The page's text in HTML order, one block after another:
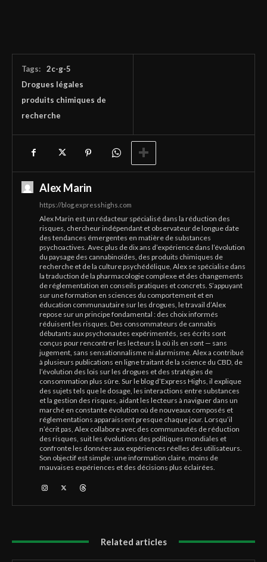
Tags:
2c-g-5
Drogues légales
produits chimiques de
recherche
Alex Marin
https://blog.expresshighs.com
Alex Marin est un rédacteur spécialisé dans la réduction des
risques, chercheur indépendant et observateur de longue date
des tendances émergentes en matière de substances
psychoactives. Avec plus de dix ans d’expérience dans l’évolution
du paysage des cannabinoïdes, des produits chimiques de
recherche et de la culture psychédélique, Alex se spécialise dans
la traduction de la pharmacologie complexe et des changements
de réglementation en conseils pratiques et concrets. S’appuyant
sur une formation en sciences du comportement et en
éducation communautaire sur les drogues, le travail d’Alex
repose sur un principe fondamental : des choix informés
réduisent les risques. Des consommateurs de cannabis
débutants aux psychonautes expérimentés, ses écrits sont
conçus pour rencontrer les lecteurs là où ils en sont — sans
jugement, sans sensationnalisme ni alarmisme. Alex a contribué
à plusieurs publications en ligne traitant de la science du CBD, de
l’évolution des lois sur les drogues et des stratégies de
consommation plus sûre. Sur le blog d’Express Highs, il explique
des sujets tels que le dosage, les interactions entre substances
et la gestion des risques, aidant les lecteurs à naviguer dans un
marché en constante évolution où de nouveaux composés et
réglementations apparaissent presque chaque jour. Lorsqu’il
n’écrit pas, Alex collabore avec des communautés de réduction
des risques, suit les évolutions des politiques mondiales et
confronte les données aux expériences réelles des utilisateurs.
Son objectif est simple : une information claire, moins de
mauvaises expériences et des décisions plus éclairées.
Related articles